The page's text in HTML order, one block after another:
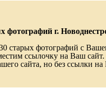
фотографий г.
старых фотографий с
ссылочку на Ваш сайт.
сайта, но без ссылки